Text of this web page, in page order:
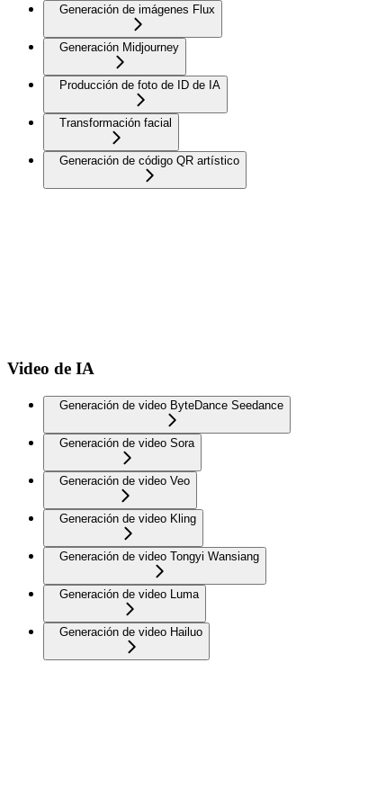
Generación de imágenes Flux
Generación Midjourney
Producción de foto de ID de IA
Transformación facial
Generación de código QR artístico
Video de IA
Generación de video ByteDance Seedance
Generación de video Sora
Generación de video Veo
Generación de video Kling
Generación de video Tongyi Wansiang
Generación de video Luma
Generación de video Hailuo